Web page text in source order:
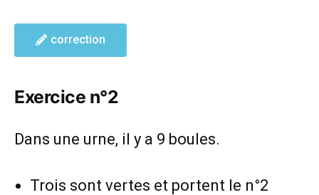
correction
Exercice n°2
Dans une urne, il y a 9 boules.
Trois sont vertes et portent le n°2